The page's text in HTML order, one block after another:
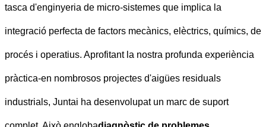
tasca d'enginyeria de micro-sistemes que implica la
integració perfecta de factors mecànics, elèctrics, químics, de
procés i operatius. Aprofitant la nostra profunda experiència
pràctica-en nombrosos projectes d'aigües residuals
industrials, Juntai ha desenvolupat un marc de suport